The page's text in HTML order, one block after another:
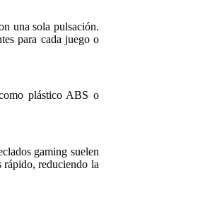
una sola pulsación.
para cada juego o
plástico ABS o
gaming suelen
rápido, reduciendo la